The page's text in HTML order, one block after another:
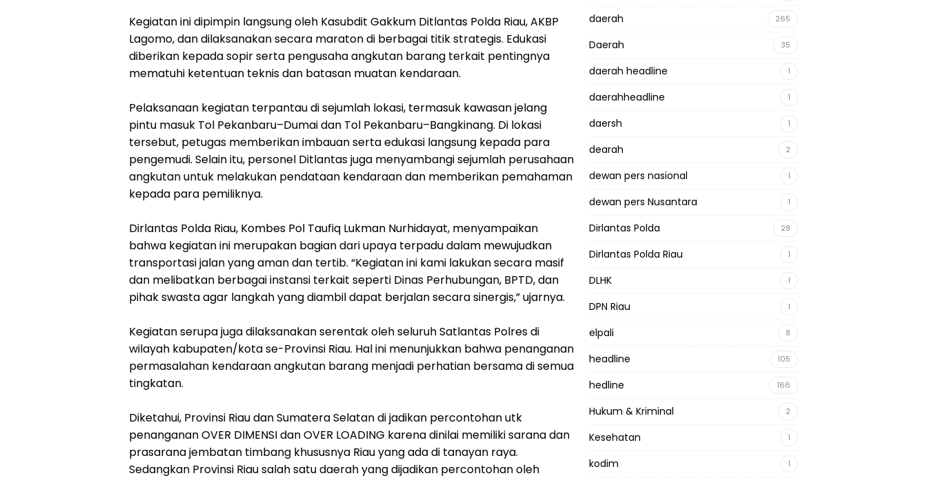
Kegiatan ini dipimpin langsung oleh Kasubdit Gakkum Ditlantas Polda Riau, AKBP
Lagomo, dan dilaksanakan secara maraton di berbagai titik strategis. Edukasi
diberikan kepada sopir serta pengusaha angkutan barang terkait pentingnya
mematuhi ketentuan teknis dan batasan muatan kendaraan.
Pelaksanaan kegiatan terpantau di sejumlah lokasi, termasuk kawasan jelang
pintu masuk Tol Pekanbaru–Dumai dan Tol Pekanbaru–Bangkinang. Di lokasi
tersebut, petugas memberikan imbauan serta edukasi langsung kepada para
pengemudi. Selain itu, personel Ditlantas juga menyambangi sejumlah perusahaan
angkutan untuk melakukan pendataan kendaraan dan memberikan pemahaman
kepada para pemiliknya.
Dirlantas Polda Riau, Kombes Pol Taufiq Lukman Nurhidayat, menyampaikan
bahwa kegiatan ini merupakan bagian dari upaya terpadu dalam mewujudkan
transportasi jalan yang aman dan tertib. “Kegiatan ini kami lakukan secara masif
dan melibatkan berbagai instansi terkait seperti Dinas Perhubungan, BPTD, dan
pihak swasta agar langkah yang diambil dapat berjalan secara sinergis,” ujarnya.
Kegiatan serupa juga dilaksanakan serentak oleh seluruh Satlantas Polres di
wilayah kabupaten/kota se-Provinsi Riau. Hal ini menunjukkan bahwa penanganan
permasalahan kendaraan angkutan barang menjadi perhatian bersama di semua
tingkatan.
Diketahui, Provinsi Riau dan Sumatera Selatan di jadikan percontohan utk
penanganan OVER DIMENSI dan OVER LOADING karena dinilai memiliki sarana dan
prasarana jembatan timbang khususnya Riau yang ada di tanayan raya.
Sedangkan Provinsi Riau salah satu daerah yang dijadikan percontohan oleh
daerah 265
Daerah 35
daerah headline 1
daerahheadline 1
daersh 1
dearah 2
dewan pers nasional 1
dewan pers Nusantara 1
Dirlantas Polda 28
Dirlantas Polda Riau 1
DLHK 1
DPN Riau 1
elpali 8
headline 105
hedline 166
Hukum & Kriminal 2
Kesehatan 1
kodim 1